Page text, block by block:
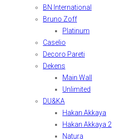
BN International
Bruno Zoff
Platinum
Caselio
Decoro Pareti
Dekens
Main Wall
Unlimited
DU&KA
Hakan Akkaya
Hakan Akkaya 2
Natura